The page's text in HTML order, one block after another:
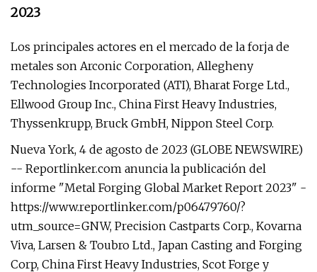
2023
Los principales actores en el mercado de la forja de
metales son Arconic Corporation, Allegheny
Technologies Incorporated (ATI), Bharat Forge Ltd.,
Ellwood Group Inc., China First Heavy Industries,
Thyssenkrupp, Bruck GmbH, Nippon Steel Corp.
Nueva York, 4 de agosto de 2023 (GLOBE NEWSWIRE)
-- Reportlinker.com anuncia la publicación del
informe "Metal Forging Global Market Report 2023" -
https://www.reportlinker.com/p06479760/?
utm_source=GNW, Precision Castparts Corp., Kovarna
Viva, Larsen & Toubro Ltd., Japan Casting and Forging
Corp, China First Heavy Industries, Scot Forge y